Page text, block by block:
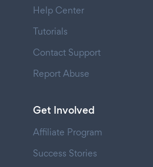
Help Center
Tutorials
Contact Support
Report Abuse
Get Involved
Affiliate Program
Success Stories